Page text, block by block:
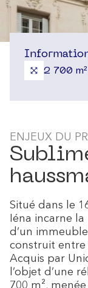
2 700
ENJEUX DU
Situé dans le
Iéna incarne
d’un
construit entre
Acquis par
l’objet d’une
700 m²,